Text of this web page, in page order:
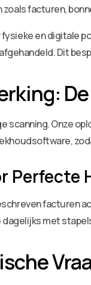
facturen,
en digitale
Dit
scanning. Onze
Perfecte
facturen
dagelijks met